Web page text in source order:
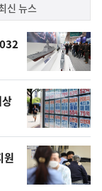
신 뉴스
원